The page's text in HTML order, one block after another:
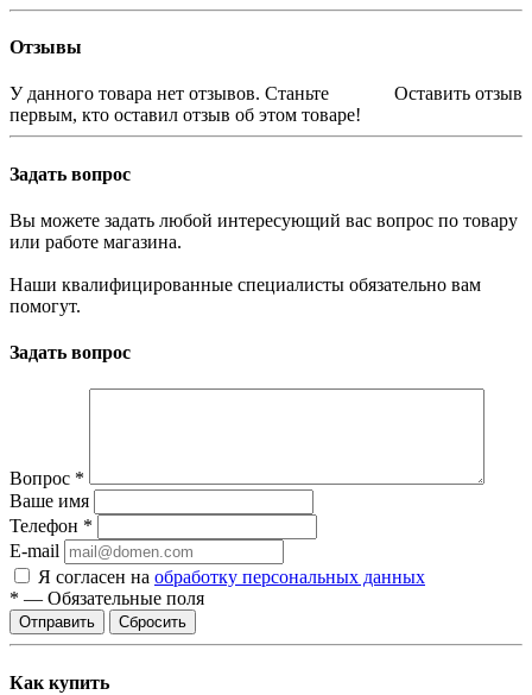
Отзывы
Оставить отзыв
У данного товара нет отзывов. Станьте
первым, кто оставил отзыв об этом товаре!
Задать вопрос
Вы можете задать любой интересующий вас вопрос по товару
или работе магазина.
Наши квалифицированные специалисты обязательно вам
помогут.
Задать вопрос
Вопрос *
Ваше имя
Телефон *
E-mail
Я согласен на обработку персональных данных
* — Обязательные поля
Отправить Сбросить
Как купить